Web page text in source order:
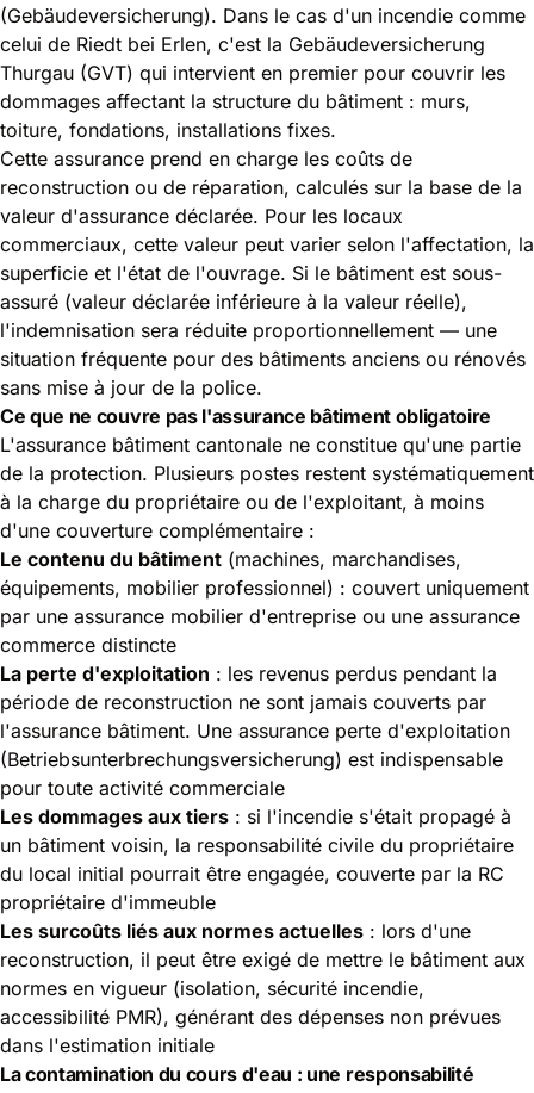
(Gebäudeversicherung). Dans le cas d'un incendie comme
celui de Riedt bei Erlen, c'est la Gebäudeversicherung
Thurgau (GVT) qui intervient en premier pour couvrir les
dommages affectant la structure du bâtiment : murs,
toiture, fondations, installations fixes.
Cette assurance prend en charge les coûts de
reconstruction ou de réparation, calculés sur la base de la
valeur d'assurance déclarée. Pour les locaux
commerciaux, cette valeur peut varier selon l'affectation, la
superficie et l'état de l'ouvrage. Si le bâtiment est sous-
assuré (valeur déclarée inférieure à la valeur réelle),
l'indemnisation sera réduite proportionnellement — une
situation fréquente pour des bâtiments anciens ou rénovés
sans mise à jour de la police.
Ce que ne couvre pas l'assurance bâtiment obligatoire
L'assurance bâtiment cantonale ne constitue qu'une partie
de la protection. Plusieurs postes restent systématiquement
à la charge du propriétaire ou de l'exploitant, à moins
d'une couverture complémentaire :
Le contenu du bâtiment (machines, marchandises,
équipements, mobilier professionnel) : couvert uniquement
par une assurance mobilier d'entreprise ou une assurance
commerce distincte
La perte d'exploitation : les revenus perdus pendant la
période de reconstruction ne sont jamais couverts par
l'assurance bâtiment. Une assurance perte d'exploitation
(Betriebsunterbrechungsversicherung) est indispensable
pour toute activité commerciale
Les dommages aux tiers : si l'incendie s'était propagé à
un bâtiment voisin, la responsabilité civile du propriétaire
du local initial pourrait être engagée, couverte par la RC
propriétaire d'immeuble
Les surcoûts liés aux normes actuelles : lors d'une
reconstruction, il peut être exigé de mettre le bâtiment aux
normes en vigueur (isolation, sécurité incendie,
accessibilité PMR), générant des dépenses non prévues
dans l'estimation initiale
La contamination du cours d'eau : une responsabilité